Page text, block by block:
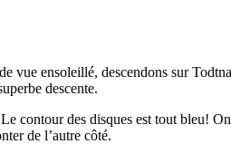
vue ensoleillé, descendons sur
descente.
contour des disques est tout bleu!
de l’autre côté.